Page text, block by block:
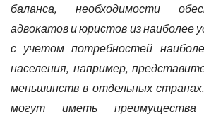
баланса, необходимости
адвокатов и юристов из наиболее
с учетом потребностей
населения, например,
меньшинств в отдельных
могут иметь преимущества